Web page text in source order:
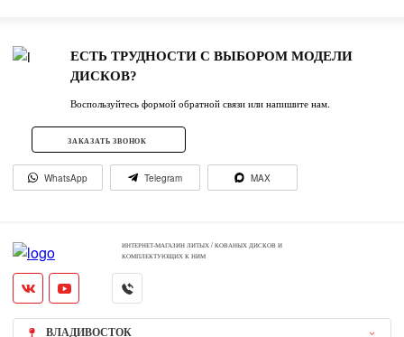
ЕСТЬ ТРУДНОСТИ С ВЫБОРОМ МОДЕЛИ
ДИСКОВ?
Воспользуйтесь формой обратной связи или напишите нам.
ЗАКАЗАТЬ ЗВОНОК
WhatsApp Telegram MAX
ИНТЕРНЕТ-МАГАЗИН ЛИТЫХ / КОВАНЫХ ДИСКОВ И
КОМПЛЕКТУЮЩИХ К НИМ
ВЛАДИВОСТОК